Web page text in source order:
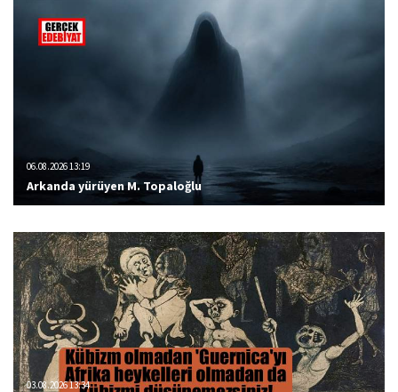
06.08.2026 13:19
Arkanda yürüyen M. Topaloğlu
03.08.2026 13:34